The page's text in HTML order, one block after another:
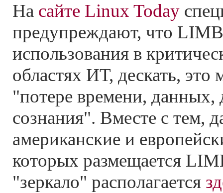
На сайте Linux Today
предупреждают, что
использования в
областях ИТ, дескать, это
"потере времени, данных,
сознания". Вместе с тем,
американские и
которых размещается
"зеркало" располагается